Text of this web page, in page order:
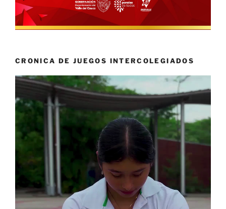
CRONICA DE JUEGOS INTERCOLEGIADOS
Reproductor
vídeo